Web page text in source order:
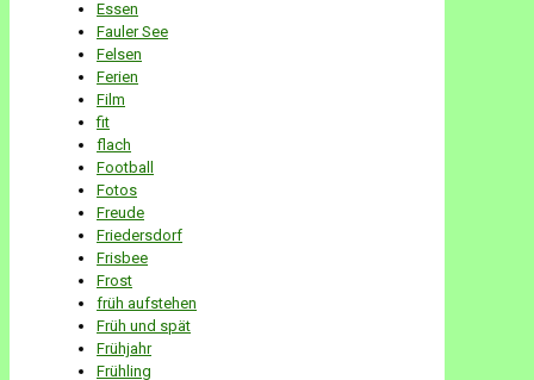
Essen
Fauler See
Felsen
Ferien
Film
fit
flach
Football
Fotos
Freude
Friedersdorf
Frisbee
Frost
früh aufstehen
Früh und spät
Frühjahr
Frühling